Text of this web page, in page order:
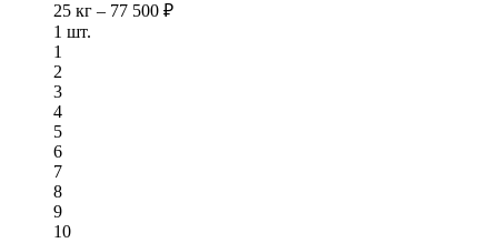
25 кг – 77 500 ₽
1 шт.
1
2
3
4
5
6
7
8
9
10